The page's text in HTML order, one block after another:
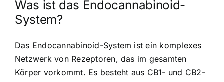
Was ist das Endocannabinoid-
System?
Das Endocannabinoid-System ist ein komplexes
Netzwerk von Rezeptoren, das im gesamten
Körper vorkommt. Es besteht aus CB1- und CB2-